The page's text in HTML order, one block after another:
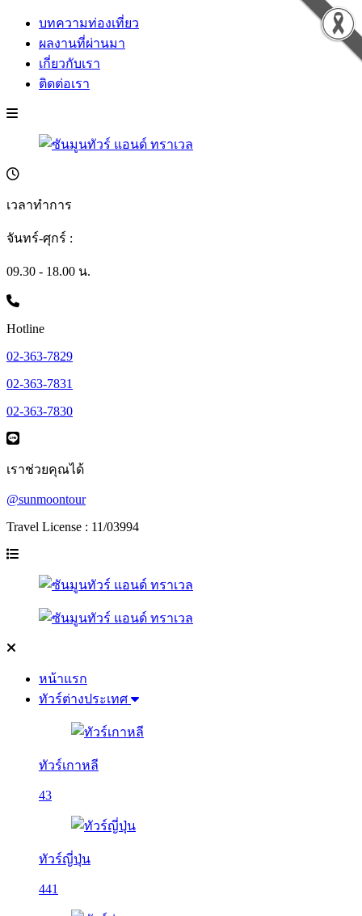
บทความท่องเที่ยว
ผลงานที่ผ่านมา
เกี่ยวกับเรา
ติดต่อเรา
เวลาทำการ
จันทร์-ศุกร์ :
09.30 - 18.00 น.
Hotline
02-363-7829
02-363-7831
02-363-7830
เราช่วยคุณได้
@sunmoontour
Travel License : 11/03994
หน้าแรก
ทัวร์ต่างประเทศ
ทัวร์เกาหลี
43
ทัวร์ญี่ปุ่น
441